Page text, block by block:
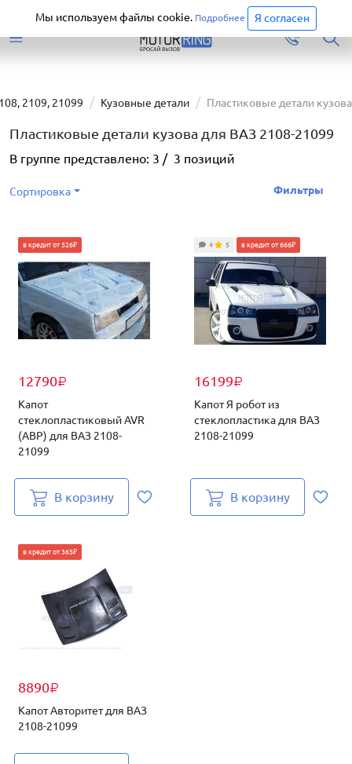
Перейти
2109, 21099 Кузовные детали Пластиковые детали кузова
Пластиковые детали кузова для ВАЗ 2108-21099
В группе представлено: 3 / 3 позиций
Сортировка Фильтры
12790₽
в кредит от 526₽
Капот
стеклопластиковый AVR
(АВР) для ВАЗ 2108-
21099
В корзину
16199₽
4 5 в кредит от 666₽
Капот Я робот из
стеклопластика для ВАЗ
2108-21099
В корзину
8890₽
в кредит от 365₽
Капот Авторитет для ВАЗ
2108-21099
Мы используем файлы cookie. Подробнее Я согласен